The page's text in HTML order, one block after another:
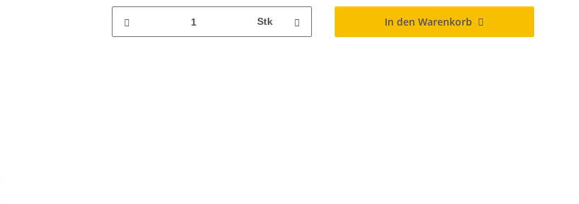
Stk In den Warenkorb